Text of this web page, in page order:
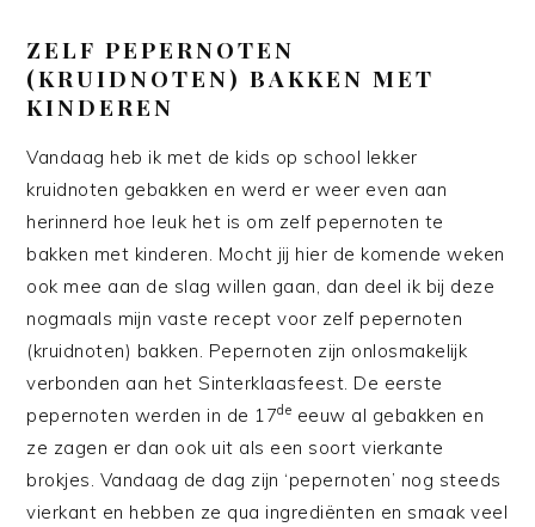
ZELF PEPERNOTEN
(KRUIDNOTEN) BAKKEN MET
KINDEREN
Vandaag heb ik met de kids op school lekker
kruidnoten gebakken en werd er weer even aan
herinnerd hoe leuk het is om zelf pepernoten te
bakken met kinderen. Mocht jij hier de komende weken
ook mee aan de slag willen gaan, dan deel ik bij deze
nogmaals mijn vaste recept voor zelf pepernoten
(kruidnoten) bakken. Pepernoten zijn onlosmakelijk
verbonden aan het Sinterklaasfeest. De eerste
pepernoten werden in de 17de eeuw al gebakken en
ze zagen er dan ook uit als een soort vierkante
brokjes. Vandaag de dag zijn ‘pepernoten’ nog steeds
vierkant en hebben ze qua ingrediënten en smaak veel